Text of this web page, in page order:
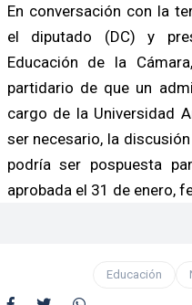
En conversación con la
el diputado (DC) y
Educación de la
partidario de que un
cargo de la Universidad
ser necesario, la
podría ser pospuesta
aprobada el 31 de enero,
Educación